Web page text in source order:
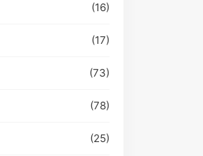
(16)
(17)
(73)
(78)
(25)